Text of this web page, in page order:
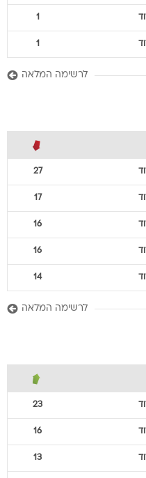
1
1
לרשימה המלאה
27
17
16
16
14
לרשימה המלאה
23
16
13